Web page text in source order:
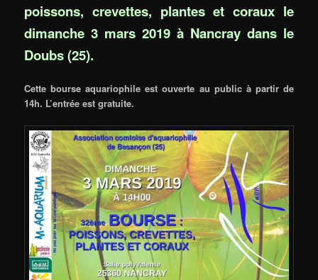
poissons, crevettes, plantes et coraux le
dimanche 3 mars 2019 à Nancray dans le
Doubs (25).
Cette bourse aquariophile est ouverte au public à partir de
14h. L’entrée est gratuite.